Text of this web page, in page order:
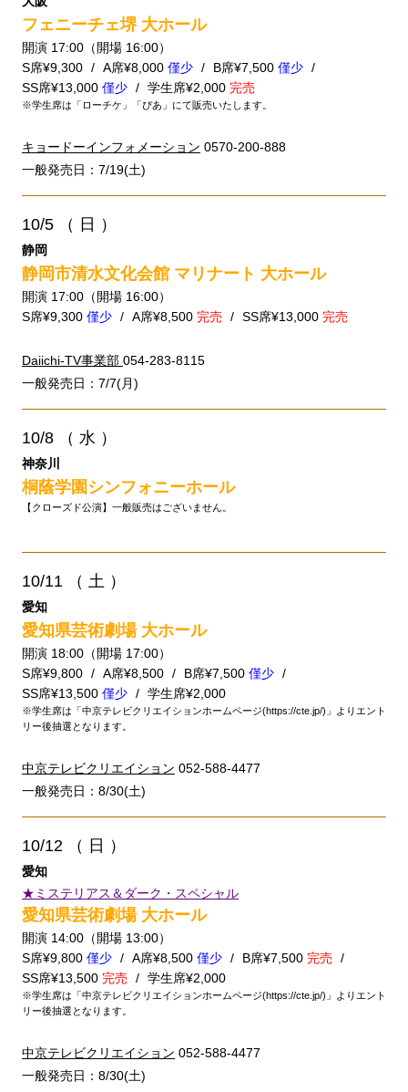
フェニーチェ堺 大ホール
開演 17:00（開場 16:00）
S席¥9,300
A席¥8,000 僅少 B席¥7,500 僅少
SS席¥13,000 僅少 学生席¥2,000 完売
※学生席は「ローチケ」「ぴあ」にて販売いたします。
キョードーインフォメーション 0570-200-888
一般発売日：7/19(土)
10/5 （ 日 ）
静岡
静岡市清水文化会館 マリナート 大ホール
開演 17:00（開場 16:00）
S席¥9,300 僅少 A席¥8,500 完売 SS席¥13,000 完売
Daiichi-TV事業部 054-283-8115
一般発売日：7/7(月)
10/8 （ 水 ）
神奈川
桐蔭学園シンフォニーホール
【クローズド公演】一般販売はございません。
10/11 （ 土 ）
愛知
愛知県芸術劇場 大ホール
開演 18:00（開場 17:00）
S席¥9,800
A席¥8,500 B席¥7,500 僅少
SS席¥13,500 僅少 学生席¥2,000
※学生席は「中京テレビクリエイションホームページ(https://cte.jp/)」よりエント
リー後抽選となります。
中京テレビクリエイション 052-588-4477
一般発売日：8/30(土)
10/12 （ 日 ）
愛知
★ミステリアス＆ダーク・スペシャル
愛知県芸術劇場 大ホール
開演 14:00（開場 13:00）
S席¥9,800 僅少 A席¥8,500 僅少 B席¥7,500 完売
SS席¥13,500 完売 学生席¥2,000
※学生席は「中京テレビクリエイションホームページ(https://cte.jp/)」よりエント
リー後抽選となります。
中京テレビクリエイション 052-588-4477
一般発売日：8/30(土)